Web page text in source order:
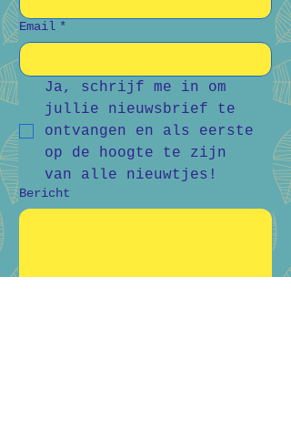
Email *
Ja, schrijf me in om
jullie nieuwsbrief te
ontvangen en als eerste
op de hoogte te zijn
van alle nieuwtjes!
Bericht